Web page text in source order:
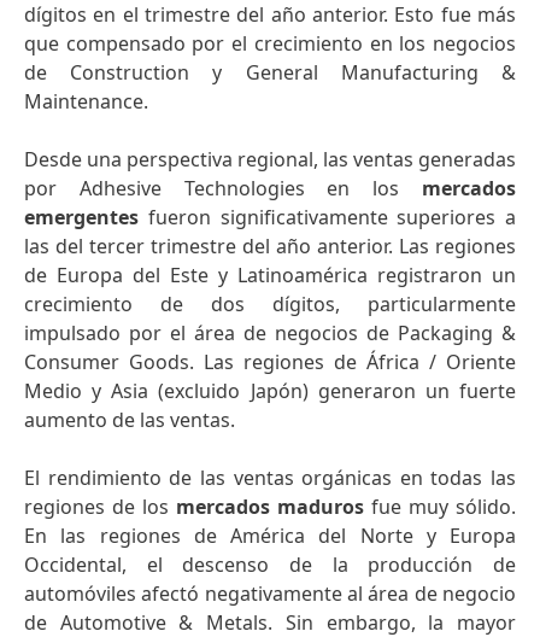
dígitos en el trimestre del año anterior. Esto fue más
que compensado por el crecimiento en los negocios
de Construction y General Manufacturing &
Maintenance.
Desde una perspectiva regional, las ventas generadas
por Adhesive Technologies en los mercados
emergentes fueron significativamente superiores a
las del tercer trimestre del año anterior. Las regiones
de Europa del Este y Latinoamérica registraron un
crecimiento de dos dígitos, particularmente
impulsado por el área de negocios de Packaging &
Consumer Goods. Las regiones de África / Oriente
Medio y Asia (excluido Japón) generaron un fuerte
aumento de las ventas.
El rendimiento de las ventas orgánicas en todas las
regiones de los mercados maduros fue muy sólido.
En las regiones de América del Norte y Europa
Occidental, el descenso de la producción de
automóviles afectó negativamente al área de negocio
de Automotive & Metals. Sin embargo, la mayor